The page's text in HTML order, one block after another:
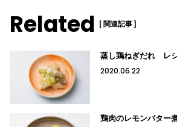
Related [ 関連記事 ]
蒸し鶏ねぎだれ レ
2020.06.22
鶏肉のレモンバター